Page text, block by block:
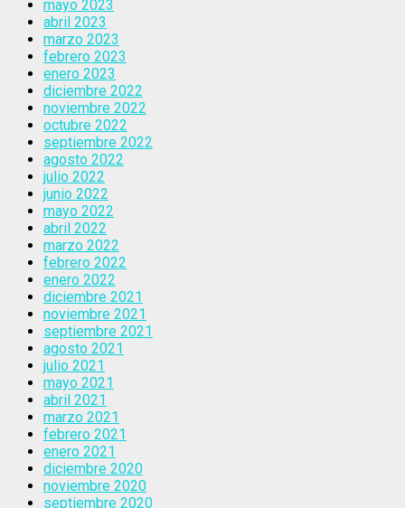
mayo 2023
abril 2023
marzo 2023
febrero 2023
enero 2023
diciembre 2022
noviembre 2022
octubre 2022
septiembre 2022
agosto 2022
julio 2022
junio 2022
mayo 2022
abril 2022
marzo 2022
febrero 2022
enero 2022
diciembre 2021
noviembre 2021
septiembre 2021
agosto 2021
julio 2021
mayo 2021
abril 2021
marzo 2021
febrero 2021
enero 2021
diciembre 2020
noviembre 2020
septiembre 2020